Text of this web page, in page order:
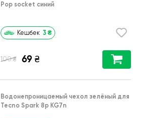
Pop socket синий
Кешбек 3 ₴
100 ₴ 69 ₴
Водонепроницаемый чехол зелёный для
Tecno Spark 8p KG7n